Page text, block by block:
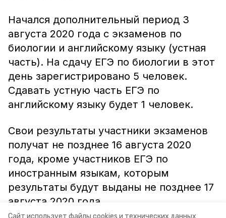
Сайт использует файлы cookies и технических данных
Начался дополнительный период 3
августа 2020 года с экзаменов по
биологии и английскому языку (устная
часть). На сдачу ЕГЭ по биологии в этот
день зарегистрировано 5 человек.
Сдавать устную часть ЕГЭ по
английскому языку будет 1 человек.
Свои результаты участники экзаменов
получат не позднее 16 августа 2020
года, кроме участников ЕГЭ по
иностранным языкам, которым
результаты будут выданы не позднее 17
августа 2020 года.